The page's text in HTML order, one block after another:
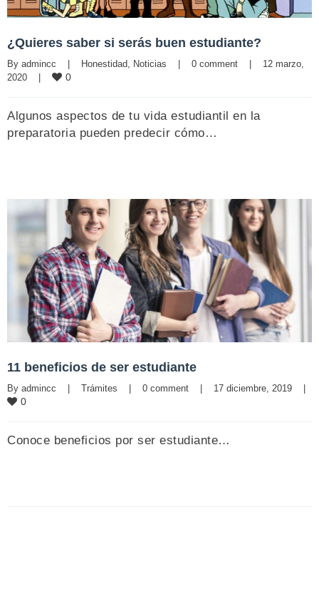
¿Quieres saber si serás buen estudiante?
By admincc | Honestidad Noticias | 0 comment |
12 marzo,
2020 | 0
Algunos aspectos de tu vida estudiantil en la
preparatoria pueden predecir cómo…
11 beneficios de ser estudiante
By admincc Trámites 0 comment 17 diciembre, 2019
0
Conoce beneficios por ser estudiante…